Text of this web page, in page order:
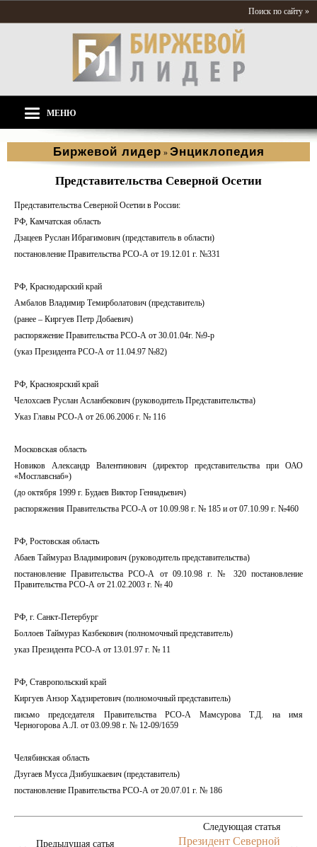
Поиск по сайту »
МЕНЮ
Биржевой лидер » Энциклопедия
Представительства Северной Осетии
Представительства Северной Осетии в России:
РФ, Камчатская область
Дзацеев Руслан Ибрагимович (представитель в области)
постановление Правительства РСО-А от 19.12.01 г. №331
РФ, Краснодарский край
Амбалов Владимир Темирболатович (представитель)
(ранее – Киргуев Петр Добаевич)
распоряжение Правительства РСО-А от 30.01.04г. №9-р
(указ Президента РСО-А от 11.04.97 №82)
РФ, Красноярский край
Челохсаев Руслан Асланбекович (руководитель Представительства)
Указ Главы РСО-А от 26.06.2006 г. № 116
Московская область
Новиков Александр Валентинович (директор представительства при ОАО
«Мосглавснаб»)
(до октября 1999 г. Будаев Виктор Геннадьевич)
распоряжения Правительства РСО-А от 10.09.98 г. № 185 и от 07.10.99 г. №460
РФ, Ростовская область
Абаев Таймураз Владимирович (руководитель представительства)
постановление Правительства РСО-А от 09.10.98 г. № 320 постановление
Правительства РСО-А от 21.02.2003 г. № 40
РФ, г. Санкт-Петербург
Боллоев Таймураз Казбекович (полномочный представитель)
указ Президента РСО-А от 13.01.97 г. № 11
РФ, Ставропольский край
Киргуев Анзор Хадзиретович (полномочный представитель)
письмо председателя Правительства РСО-А Мамсурова Т.Д. на имя
Черногорова А.Л. от 03.09.98 г. № 12-09/1659
Челябинская область
Дзугаев Мусса Дзибушкаевич (представитель)
постановление Правительства РСО-А от 20.07.01 г. № 186
Предыдущая сатья
Следующая статья
Президент Северной